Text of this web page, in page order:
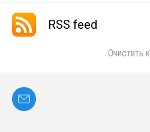
RSS feed
Очистить